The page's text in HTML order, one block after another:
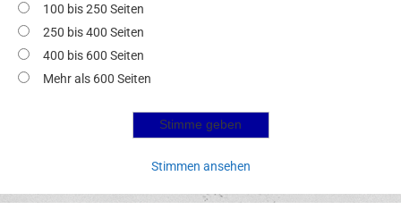
100 bis 250 Seiten
250 bis 400 Seiten
400 bis 600 Seiten
Mehr als 600 Seiten
Stimmen ansehen